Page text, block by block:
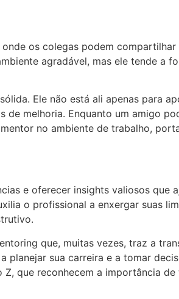
os colegas podem compartilhar
agradável, mas ele tende a
Ele não está ali apenas para
melhoria. Enquanto um amigo
no ambiente de trabalho,
e oferecer insights valiosos que
o profissional a enxergar suas
que, muitas vezes, traz a
planejar sua carreira e a tomar
que reconhecem a importância de